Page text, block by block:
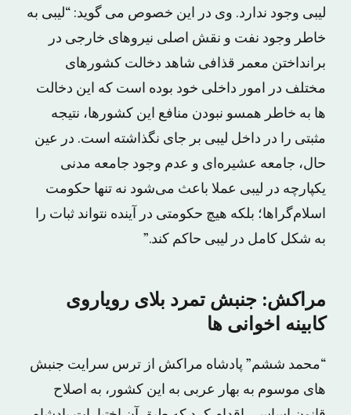
لیبى وجود ندارد. وى در این خصوص مى گوید: “لیبی به
خاطر وجود نفت و نقش اصلی نیروهای خارجی در
برانداختن معمر قذافی شاهد دخالت کشورهای
مختلف در امور داخلی خود بوده است که این دخالت
ها به خاطر همسو نبودن منافع این کشورها، نتیجه
مثبتی را در داخل لیبی بر جای نگذاشته است. در عین
حال، جامعه عشیره‌ای و عدم وجود جامعه مدنی
یکپارچه در لیبی عملا باعث می‌شود نه تنها حکومت
اسلام‌گراها؛ بلکه هیچ حکومتی در آینده نتواند ثبات را
به شکل کامل در لیبی حاکم کند.”
مراکش: جنبش تمرد بلاى رویاروی
کابینه اخوانی ها
“محمد ششم” پادشاه مراکش از ترس سرایت جنبش
هاى موسوم به بهار عربى به این کشور، به اصلاح